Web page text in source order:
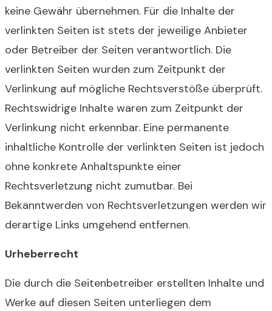
keine Gewähr übernehmen. Für die Inhalte der
verlinkten Seiten ist stets der jeweilige Anbieter
oder Betreiber der Seiten verantwortlich. Die
verlinkten Seiten wurden zum Zeitpunkt der
Verlinkung auf mögliche Rechtsverstöße überprüft.
Rechtswidrige Inhalte waren zum Zeitpunkt der
Verlinkung nicht erkennbar. Eine permanente
inhaltliche Kontrolle der verlinkten Seiten ist jedoch
ohne konkrete Anhaltspunkte einer
Rechtsverletzung nicht zumutbar. Bei
Bekanntwerden von Rechtsverletzungen werden wir
derartige Links umgehend entfernen.
Urheberrecht
Die durch die Seitenbetreiber erstellten Inhalte und
Werke auf diesen Seiten unterliegen dem